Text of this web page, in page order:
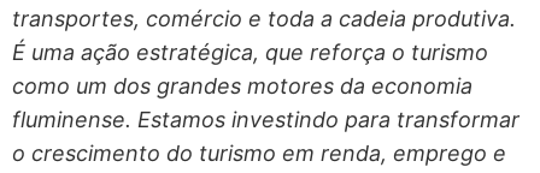
transportes, comércio e toda a cadeia produtiva.
É uma ação estratégica, que reforça o turismo
como um dos grandes motores da economia
fluminense. Estamos investindo para transformar
o crescimento do turismo em renda, emprego e